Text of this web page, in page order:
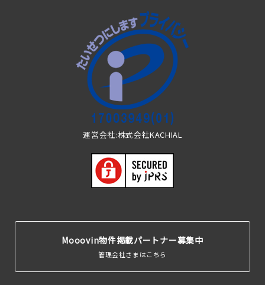
運営会社:株式会社KACHIAL
Mooovin物件掲載パートナー募集中
管理会社さまはこちら